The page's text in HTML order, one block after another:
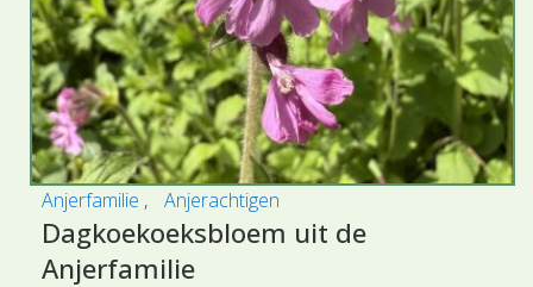
Anjerfamilie Anjerachtigen
Dagkoekoeksbloem uit de
Anjerfamilie